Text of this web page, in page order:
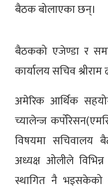
बैठक बोलाएका छन्।
बैठकको एजेण्डा र
कार्यालय सचिव
अमेरिक आर्थिक
च्यालेन्ज
विषयमा सचिवालय
अध्यक्ष ओलीले
स्थागित नै भइसकेको